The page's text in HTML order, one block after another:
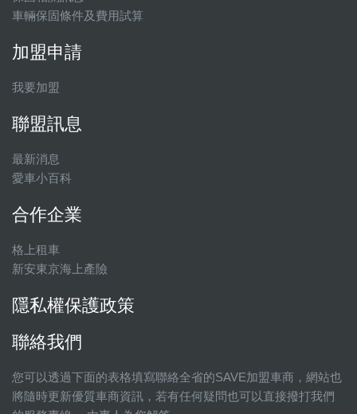
車輛保固條件及費用試算
加盟申請
我要加盟
聯盟訊息
最新消息
愛車小百科
合作企業
格上租車
新安東京海上產險
隱私權保護政策
聯絡我們
您可以透過下面的表格填寫聯絡全省的SAVE加盟車商，網站也
將隨時更新優質車商資訊，若有任何疑問也可以直接撥打我們